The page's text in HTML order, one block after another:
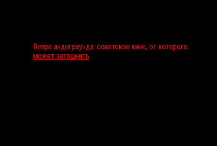
Вепри андеграунда: советское кино, от которого
может затошнить